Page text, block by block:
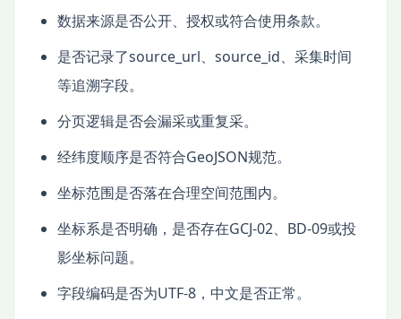
数据来源是否公开、授权或符合使用条款。
是否记录了source_url、source_id、采集时间
等追溯字段。
分页逻辑是否会漏采或重复采。
经纬度顺序是否符合GeoJSON规范。
坐标范围是否落在合理空间范围内。
坐标系是否明确，是否存在GCJ-02、BD-09或投
影坐标问题。
字段编码是否为UTF-8，中文是否正常。